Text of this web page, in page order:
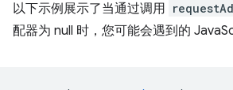
以下示例展示了当通过调用
配器为 null 时，您可能会遇到的